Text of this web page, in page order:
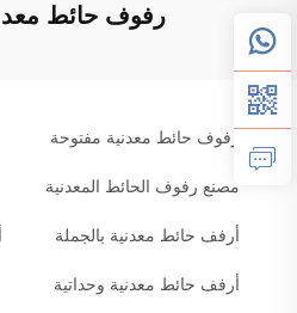
رفوف حائط
رفوف حائط معدنية مفتوحة
مصنع رفوف الحائط المعدنية
أرفف حائط معدنية بالجملة
أرفف حائط معدنية وحداتية